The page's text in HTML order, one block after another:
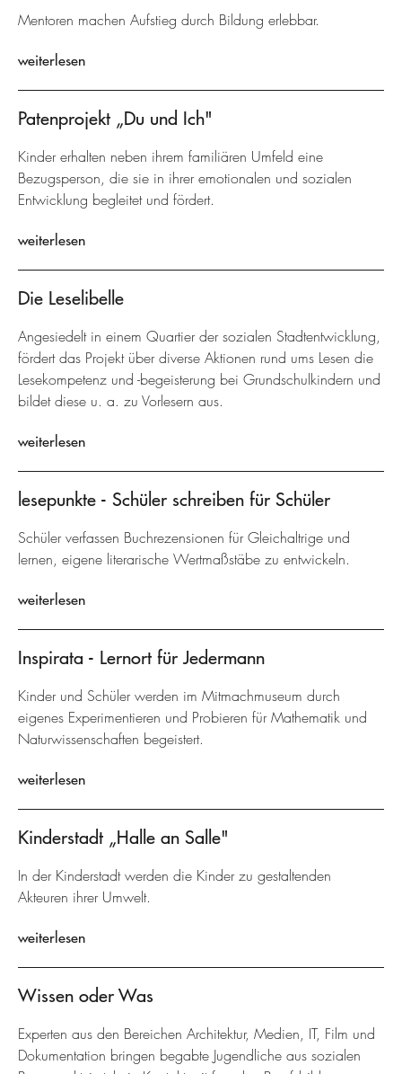
Mentoren machen Aufstieg durch Bildung erlebbar.
weiterlesen
Patenprojekt „Du und Ich"
Kinder erhalten neben ihrem familiären Umfeld eine
Bezugsperson, die sie in ihrer emotionalen und sozialen
Entwicklung begleitet und fördert.
weiterlesen
Die Leselibelle
Angesiedelt in einem Quartier der sozialen Stadtentwicklung,
fördert das Projekt über diverse Aktionen rund ums Lesen die
Lesekompetenz und -begeisterung bei Grundschulkindern und
bildet diese u. a. zu Vorlesern aus.
weiterlesen
lesepunkte - Schüler schreiben für Schüler
Schüler verfassen Buchrezensionen für Gleichaltrige und
lernen, eigene literarische Wertmaßstäbe zu entwickeln.
weiterlesen
Inspirata - Lernort für Jedermann
Kinder und Schüler werden im Mitmachmuseum durch
eigenes Experimentieren und Probieren für Mathematik und
Naturwissenschaften begeistert.
weiterlesen
Kinderstadt „Halle an Salle"
In der Kinderstadt werden die Kinder zu gestaltenden
Akteuren ihrer Umwelt.
weiterlesen
Wissen oder Was
Experten aus den Bereichen Architektur, Medien, IT, Film und
Dokumentation bringen begabte Jugendliche aus sozialen